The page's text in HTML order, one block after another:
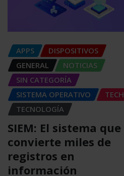
APPS
DISPOSITIVOS
GENERAL
NOTICIAS
SIN CATEGORÍA
SISTEMA OPERATIVO
TECH
TECNOLOGÍA
SIEM: El sistema que
convierte miles de
registros en
información